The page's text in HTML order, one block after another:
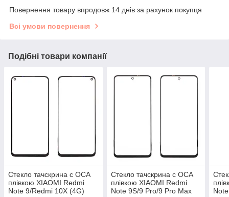
Повернення товару впродовж 14 днів за рахунок покупця
Всі умови повернення
Подібні товари компанії
Стекло тачскрина c OCA
плівкою XIAOMI Redmi
Note 9/Redmi 10X (4G)
Стекло тачскрина c OCA
плівкою XIAOMI Redmi
Note 9S/9 Pro/9 Pro Max